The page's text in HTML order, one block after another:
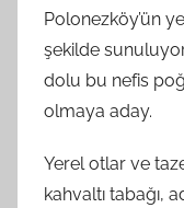
Polonezköy’ün
şekilde
dolu bu nefis
olmaya aday.
Yerel otlar ve
kahvaltı tabağı,